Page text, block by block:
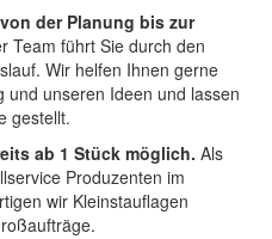
der Planung bis zur
Team führt Sie durch den
Wir helfen Ihnen gerne
und unseren Ideen und lassen
gestellt.
ab 1 Stück möglich. Als
Produzenten im
wir Kleinstauflagen